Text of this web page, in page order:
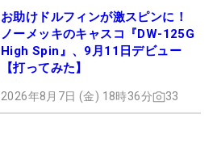
お助けドルフィンが激スピンに！
ノーメッキのキャスコ『DW-125G
High Spin』、9月11日デビュー
【打ってみた】
2026年8月7日 (金) 18時36分 33